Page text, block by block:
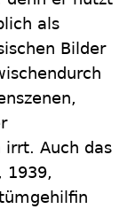
als
Bilder
irrt. Auch das
1939,